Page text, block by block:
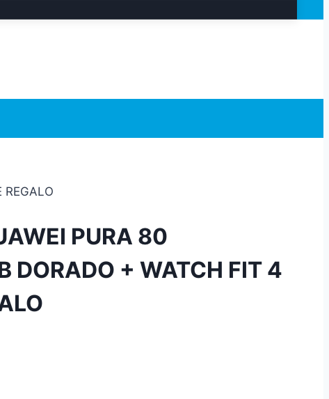
REGALO
PURA 80
DORADO + WATCH FIT 4